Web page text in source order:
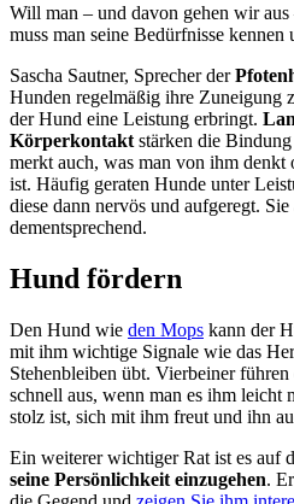
Will man – und davon gehen wir
muss man seine Bedürfnisse kennen
Sascha Sautner, Sprecher der
Hunden regelmäßig ihre Zuneigung
der Hund eine Leistung erbringt.
Körperkontakt stärken die
merkt auch, was man von ihm denkt
ist. Häufig geraten Hunde unter
diese dann nervös und aufgeregt.
dementsprechend.
Hund fördern
Den Hund wie den Mops kann der
mit ihm wichtige Signale wie das
Stehenbleiben übt. Vierbeiner
schnell aus, wenn man es ihm leicht
stolz ist, sich mit ihm freut und ihn
Ein weiterer wichtiger Rat ist es auf
seine Persönlichkeit einzugehen.